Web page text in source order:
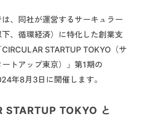
、同社が運営するサーキュラー
、循環経済）に特化した創業支
STARTUP TOKYO（サ
トアップ東京）」第1期の
年8月3日に開催します。
STARTUP TOKYO と